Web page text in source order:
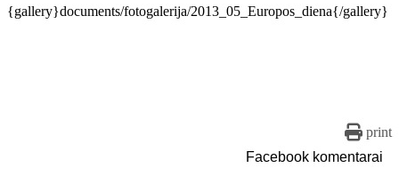
{gallery}documents/fotogalerija/2013_05_Europos_diena{/gallery}
print
Facebook komentarai